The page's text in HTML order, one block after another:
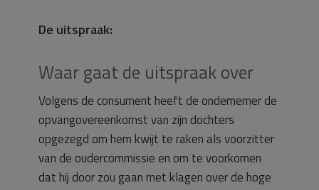
De uitspraak:
Waar gaat de uitspraak over
Volgens de consument heeft de ondernemer de
opvangovereenkomst van zijn dochters
opgezegd om hem kwijt te raken als voorzitter
van de oudercommissie en om te voorkomen
dat hij door zou gaan met klagen over de hoge